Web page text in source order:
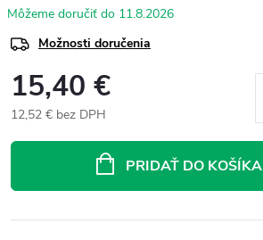
11.8.2026
Možnosti doručenia
15,40 €
12,52 € bez DPH
PRIDAŤ DO KOŠÍKA